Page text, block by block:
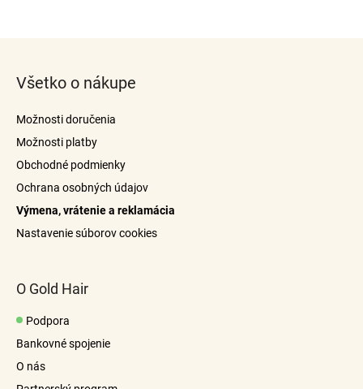
Všetko o nákupe
Možnosti doručenia
Možnosti platby
Obchodné podmienky
Ochrana osobných údajov
Výmena, vrátenie a reklamácia
Nastavenie súborov cookies
O Gold Hair
Podpora
Bankovné spojenie
O nás